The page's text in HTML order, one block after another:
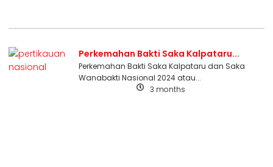
Perkemahan Bakti Saka Kalpataru...
Perkemahan Bakti Saka Kalpataru dan Saka
Wanabakti Nasional 2024 atau...
3 months